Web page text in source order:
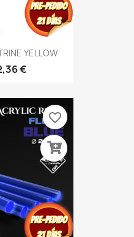
YELLOW
€
favorite_border